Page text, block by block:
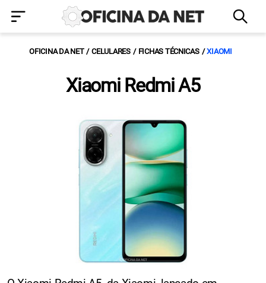
OFICINA DA NET CELULARES FICHAS TÉCNICAS XIAOMI
Xiaomi Redmi A5